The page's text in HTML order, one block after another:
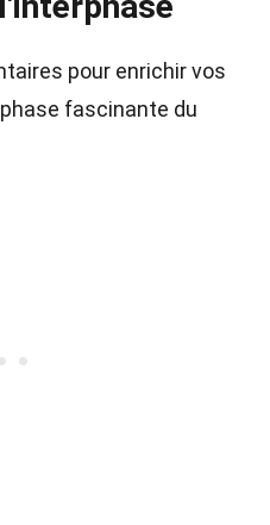
pour enrichir vos
fascinante du